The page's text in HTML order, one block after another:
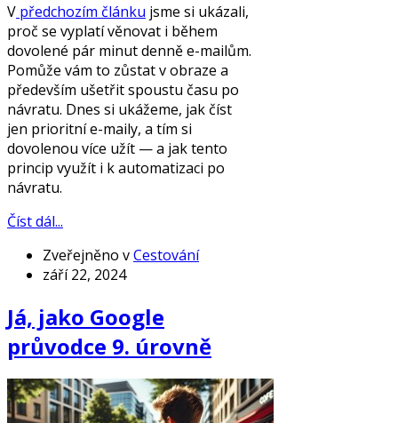
V předchozím článku jsme si ukázali,
proč se vyplatí věnovat i během
dovolené pár minut denně e-mailům.
Pomůže vám to zůstat v obraze a
především ušetřit spoustu času po
návratu. Dnes si ukážeme, jak číst
jen prioritní e-maily, a tím si
dovolenou více užít — a jak tento
princip využít i k automatizaci po
návratu.
Číst dál...
Zveřejněno vCestování
září 22, 2024
Já, jako Google
průvodce 9. úrovně